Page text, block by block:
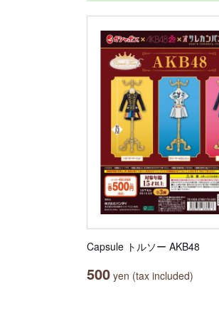
Capsule トルソー AKB48
500 yen (tax included)